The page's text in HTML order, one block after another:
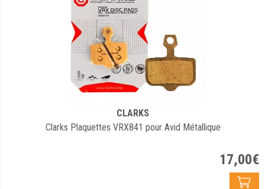
CLARKS
Clarks Plaquettes VRX841 pour Avid Métallique
17,00€